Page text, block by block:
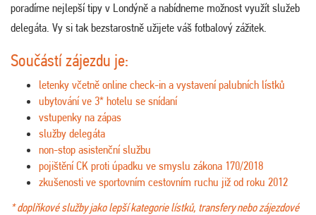
poradíme nejlepší tipy v Londýně a nabídneme možnost využít služeb
delegáta. Vy si tak bezstarostně užijete váš fotbalový zážitek.
Součástí zájezdu je:
letenky včetně online check-in a vystavení palubních lístků
ubytování ve 3* hotelu se snídaní
vstupenky na zápas
služby delegáta
non-stop asistenční službu
pojištění CK proti úpadku ve smyslu zákona 170/2018
zkušenosti ve sportovním cestovním ruchu již od roku 2012
* doplňkové služby jako lepší kategorie lístků, transfery nebo zájezdové